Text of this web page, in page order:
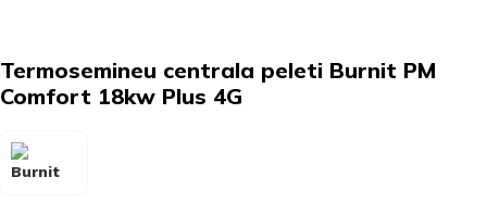
Termosemineu centrala peleti Burnit PM
Comfort 18kw Plus 4G